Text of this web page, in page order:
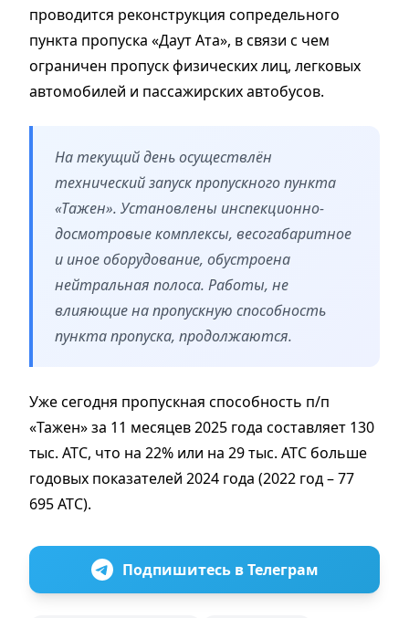
проводится реконструкция сопредельного
пункта пропуска «Даут Ата», в связи с чем
ограничен пропуск физических лиц, легковых
автомобилей и пассажирских автобусов.
На текущий день осуществлён
технический запуск пропускного пункта
«Тажен». Установлены инспекционно-
досмотровые комплексы, весогабаритное
и иное оборудование, обустроена
нейтральная полоса. Работы, не
влияющие на пропускную способность
пункта пропуска, продолжаются.
Уже сегодня пропускная способность п/п
«Тажен» за 11 месяцев 2025 года составляет 130
тыс. АТС, что на 22% или на 29 тыс. АТС больше
годовых показателей 2024 года (2022 год – 77
695 АТС).
Подпишитесь в Телеграм